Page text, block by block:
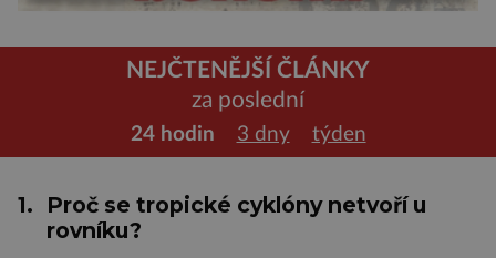
NEJČTENĚJŠÍ ČLÁNKY
za poslední
24 hodin 3 dny týden
1.
Proč se tropické cyklóny netvoří u
rovníku?